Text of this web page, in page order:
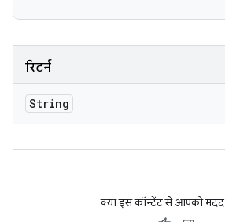
रिटर्न
String
क्या इस कॉन्टेंट से आपको मदद